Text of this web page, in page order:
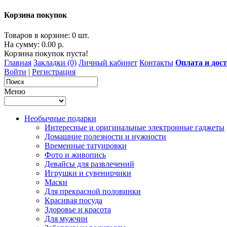
Корзина покупок
Товаров в корзине: 0 шт.
На сумму: 0.00 р.
Корзина покупок пуста!
Главная Закладки (0) Личный кабинет Контакты Оплата и
Войти | Регистрация
Меню
Необычные подарки
Интересные и оригинальные электронные гаджеты
Домашние полезности и нужности
Временные татуировки
Фото и живопись
Девайсы для развлечений
Игрушки и сувенирчики
Маски
Для прекрасной половинки
Красивая посуда
Здоровье и красота
Для мужчин